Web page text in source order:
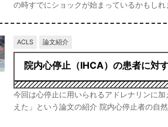
の時すでにショックが始まっているかもし
ACLS 論文紹介
院内心停止（IHCA）の患者に対
今回は心停止に用いられるアドレナリンに
えた」という論文の紹介 院内心停止者の自